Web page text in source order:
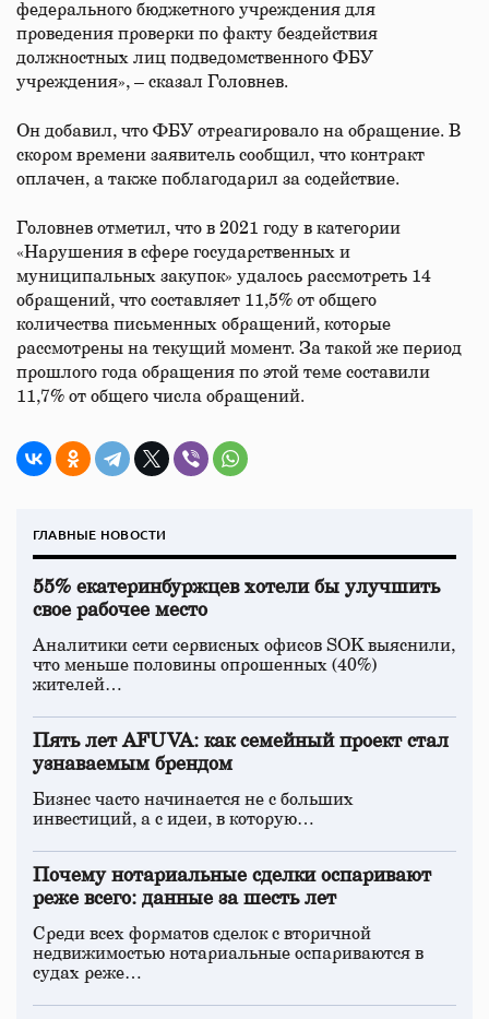
федерального бюджетного учреждения для
проведения проверки по факту бездействия
должностных лиц подведомственного ФБУ
учреждения», – сказал Головнев.
Он добавил, что ФБУ отреагировало на обращение. В
скором времени заявитель сообщил, что контракт
оплачен, а также поблагодарил за содействие.
Головнев отметил, что в 2021 году в категории
«Нарушения в сфере государственных и
муниципальных закупок» удалось рассмотреть 14
обращений, что составляет 11,5% от общего
количества письменных обращений, которые
рассмотрены на текущий момент. За такой же период
прошлого года обращения по этой теме составили
11,7% от общего числа обращений.
ГЛАВНЫЕ НОВОСТИ
55% екатеринбуржцев хотели бы улучшить
свое рабочее место
Аналитики сети сервисных офисов SOK выяснили,
что меньше половины опрошенных (40%)
жителей…
Пять лет AFUVA: как семейный проект стал
узнаваемым брендом
Бизнес часто начинается не с больших
инвестиций, а с идеи, в которую…
Почему нотариальные сделки оспаривают
реже всего: данные за шесть лет
Среди всех форматов сделок с вторичной
недвижимостью нотариальные оспариваются в
судах реже…